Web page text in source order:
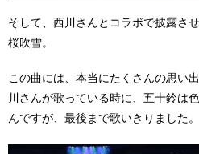
そして、西川さんとコラボで披露さ
桜吹雪。
この曲には、本当にたくさんの思い
川さんが歌っている時に、五十鈴は
んですが、最後まで歌いきりました。